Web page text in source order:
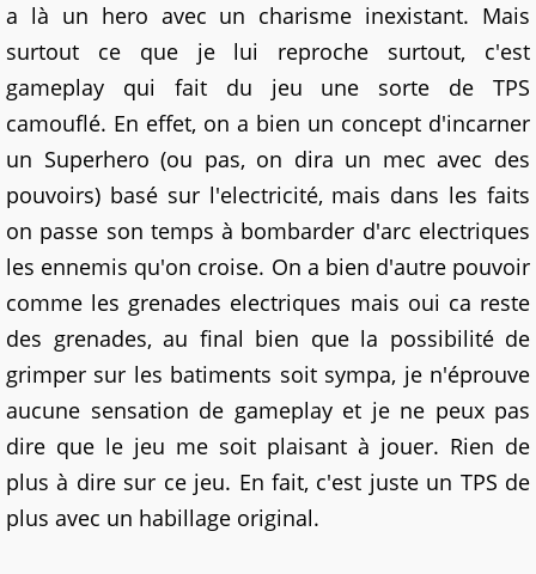
a là un hero avec un charisme inexistant. Mais
surtout ce que je lui reproche surtout, c'est
gameplay qui fait du jeu une sorte de TPS
camouflé. En effet, on a bien un concept d'incarner
un Superhero (ou pas, on dira un mec avec des
pouvoirs) basé sur l'electricité, mais dans les faits
on passe son temps à bombarder d'arc electriques
les ennemis qu'on croise. On a bien d'autre pouvoir
comme les grenades electriques mais oui ca reste
des grenades, au final bien que la possibilité de
grimper sur les batiments soit sympa, je n'éprouve
aucune sensation de gameplay et je ne peux pas
dire que le jeu me soit plaisant à jouer. Rien de
plus à dire sur ce jeu. En fait, c'est juste un TPS de
plus avec un habillage original.